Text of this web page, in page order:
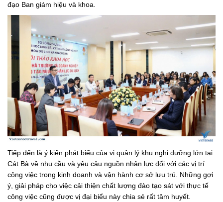
đạo Ban giám hiệu và khoa.
Tiếp đến là ý kiến phát biểu của vị quản lý khu nghỉ dưỡng lớn tại
Cát Bà về nhu cầu và yêu câu nguồn nhân lực đối với các vị trí
công việc trong kinh doanh và vận hành cơ sở lưu trú. Những gợi
ý, giải pháp cho việc cải thiện chất lượng đào tạo sát với thực tế
công việc cũng được vị đại biểu này chia sẻ rất tâm huyết.